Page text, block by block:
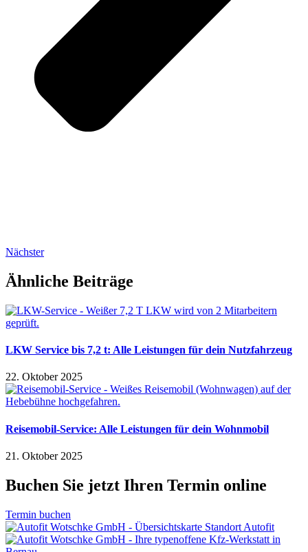
Nächster
Ähnliche Beiträge
LKW Service bis 7,2 t: Alle Leistungen für dein Nutzfahrzeug
22. Oktober 2025
Reisemobil-Service: Alle Leistungen für dein Wohnmobil
21. Oktober 2025
Buchen Sie jetzt Ihren Termin online
Termin buchen